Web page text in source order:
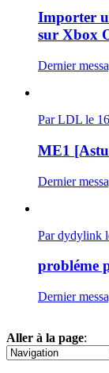
Importer
sur Xbox
Dernier
Par LDL le
ME1
Dernier
Par dydylink
probléme
Dernier
Aller à la page:
1 2